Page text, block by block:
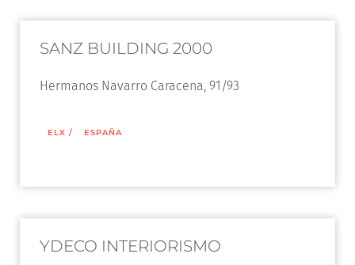
SANZ BUILDING 2000
Hermanos Navarro Caracena, 91/93
ELX / ESPAÑA
YDECO INTERIORISMO